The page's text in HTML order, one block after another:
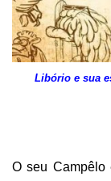
Libório e sua
O seu Campêlo